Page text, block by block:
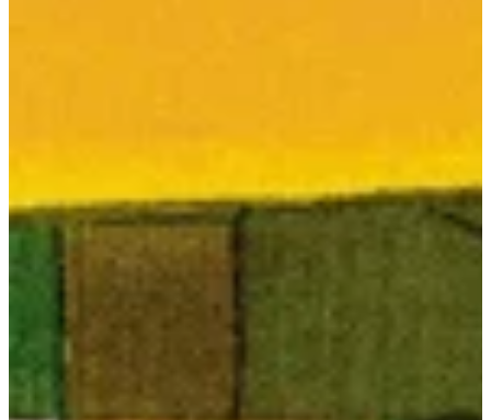
Colecionáveis
E-Books